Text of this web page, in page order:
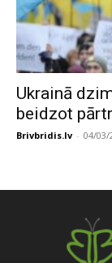
Ukrainā
beidzot
Brivbridis.lv - 04/03/